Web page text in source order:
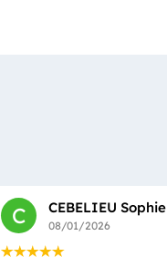
C CEBELIEU Sophie
08/01/2026